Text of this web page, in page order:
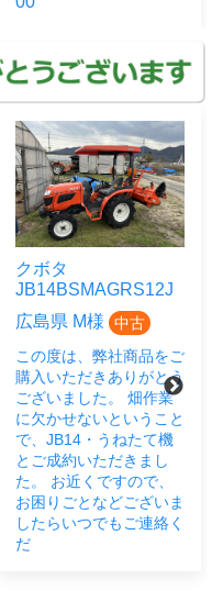
クボタ AW4F-
CS10M
広島県 O様 中古
この度は弊社よりご購入
いただき誠にありがとう
ございました。 試運
転、アフターフォローも
お任せくだい！！！ 今
後とも末永く宜しくお願
い致します。